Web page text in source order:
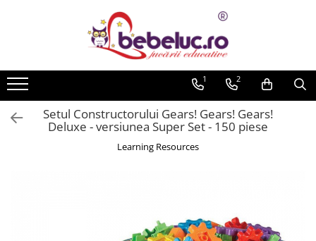
Toate Produsele
Jucarii pe varste
Jucarii educative
Set constructie copii
Seturi de construit
1 2
Setul Constructorului Gears! Gears! Gears!
Deluxe - versiunea Super Set - 150 piese
Learning Resources